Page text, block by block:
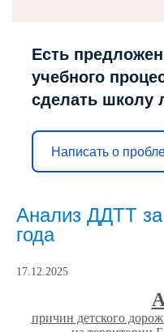
Есть
учебного
сделать школу
Написать о
Анализ ДДТТ
года
17.12.2025
причин детского